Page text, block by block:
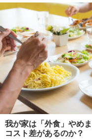
我が家は「外食」やめ
コスト差があるのか？